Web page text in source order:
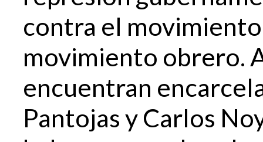
contra el
movimiento obrero.
encuentran
Pantojas y Carlos